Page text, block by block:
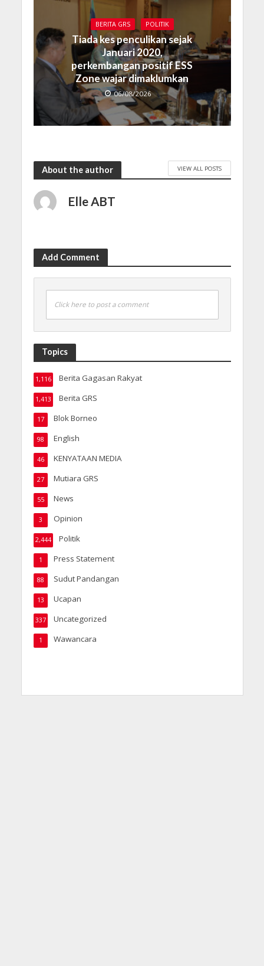
BERITA GRS POLITIK
Tiada kes penculikan sejak
Januari 2020,
perkembangan positif ESS
Zone wajar dimaklumkan
06/08/2026
About the author VIEW ALL POSTS
Elle ABT
Add Comment
Click here to post a comment
Topics
Berita Gagasan Rakyat
1,116
Berita GRS
1,413
Blok Borneo
17
English
98
KENYATAAN MEDIA
46
Mutiara GRS
27
News
55
Opinion
3
Politik
2,444
Press Statement
1
Sudut Pandangan
88
Ucapan
13
Uncategorized
337
Wawancara
1